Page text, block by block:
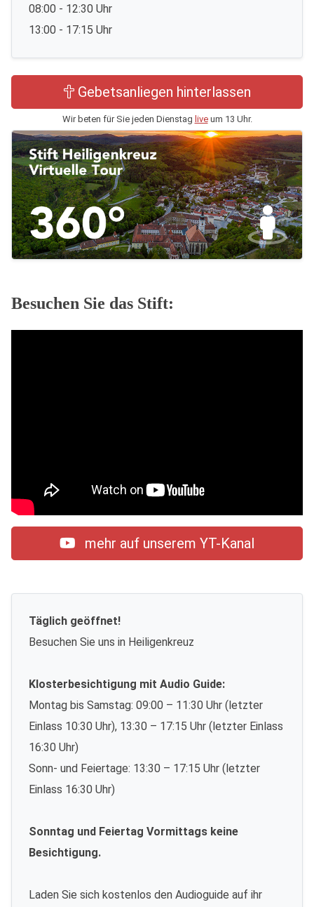
08:00 - 12:30 Uhr
13:00 - 17:15 Uhr
Gebetsanliegen hinterlassen
Wir beten für Sie jeden Dienstag liveum 13 Uhr.
Besuchen Sie das Stift:
mehr auf unserem YT-Kanal
Täglich geöffnet!
Besuchen Sie uns in Heiligenkreuz
Klosterbesichtigung mit Audio Guide:
Montag bis Samstag: 09:00 – 11:30 Uhr (letzter
Einlass 10:30 Uhr), 13:30 – 17:15 Uhr (letzter Einlass
16:30 Uhr)
Sonn- und Feiertage: 13:30 – 17:15 Uhr (letzter
Einlass 16:30 Uhr)
Sonntag und Feiertag Vormittags keine
Besichtigung.
Laden Sie sich kostenlos den Audioguide auf ihr